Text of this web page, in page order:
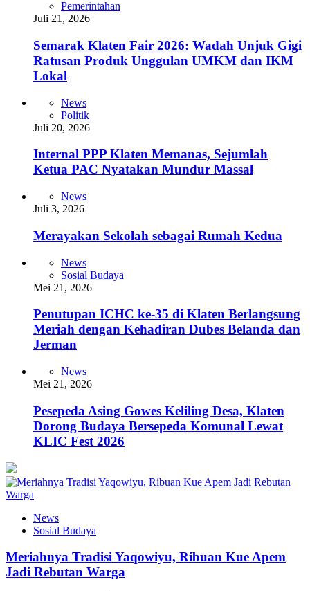
Pemerintahan
Juli 21, 2026
Semarak Klaten Fair 2026: Wadah Unjuk Gigi
Ratusan Produk Unggulan UMKM dan IKM
Lokal
News
Politik
Juli 20, 2026
Internal PPP Klaten Memanas, Sejumlah
Ketua PAC Nyatakan Mundur Massal
News
Juli 3, 2026
Merayakan Sekolah sebagai Rumah Kedua
News
Sosial Budaya
Mei 21, 2026
Penutupan ICHC ke-35 di Klaten Berlangsung
Meriah dengan Kehadiran Dubes Belanda dan
Jerman
News
Mei 21, 2026
Pesepeda Asing Gowes Keliling Desa, Klaten
Dorong Budaya Bersepeda Komunal Lewat
KLIC Fest 2026
News
Sosial Budaya
Meriahnya Tradisi Yaqowiyu, Ribuan Kue Apem
Jadi Rebutan Warga